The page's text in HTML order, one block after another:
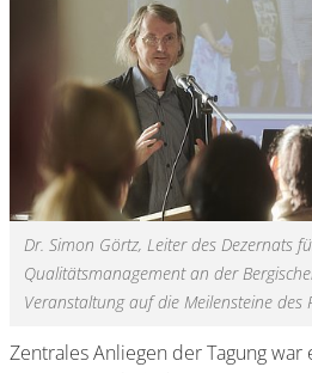
Dr. Simon Görtz, Leiter des Dezernats
Qualitätsmanagement an der
Veranstaltung auf die Meilensteine des
Zentrales Anliegen der Tagung